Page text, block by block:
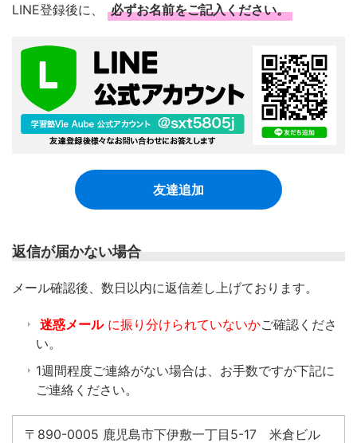
LINE登録後に、
必ずお名前をご記入ください。
友達追加
返信が届かない場合
​メール確認後、数日以内に返信差し上げております。
迷惑メール に振り分けられていないかご確認くださ
い。
1週間程度ご連絡がない場合は、お手数ですが下記に
ご連絡ください。
〒890-0005 鹿児島市下伊敷一丁目5-17 米倉ビル